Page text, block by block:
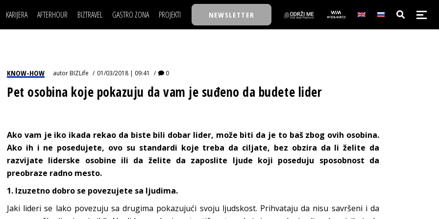
KARIJERA
MOJ UGAO
USAVRŠAVANJE
AFTERHOUR
STIL
BIZTRAVEL GASTRO ZONA PROJEKTI
BACK TO OFFICE/SCHOOL
BIZKOLEGIJUM
BMW BIZNIS LIGA
IZJAVA GODINE
NEWSLETTER
POSAO
USAVRŠAVANJE
KNOW-HOW
FILM I SCENA
WELLBEING
NAJKOLEGA
BACK TO OFFICE/SCHOOL
BIZBENDOVI
BIZLIFE WEEK
IZJAVA GODINE
KNOW-HOW autorBIZLife 01/03/2018 | 09:41 0
Pet osobina koje pokazuju da vam je suđeno da budete lider
Ako vam je iko ikada rekao da biste bili dobar lider, može biti da je to baš zbog ovih osobina.
Ako ih i ne posedujete, ovo su standardi koje treba da ciljate, bez obzira da li želite da
razvijate liderske osobine ili da želite da zaposlite ljude koji poseduju sposobnost da
preobraze radno mesto.
1. Izuzetno dobro se povezujete sa ljudima.
Jaki lideri se lako povezuju sa drugima pokazujući svoju ljudskost. Prihvataju da nisu savršeni i da